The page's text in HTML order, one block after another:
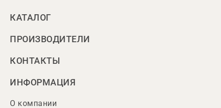
КАТАЛОГ
ПРОИЗВОДИТЕЛИ
КОНТАКТЫ
ИНФОРМАЦИЯ
О компании